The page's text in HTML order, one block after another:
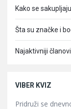
Kako se
Šta su značke i
Najaktivniji članovi
VIBER KVIZ
Pridruži se